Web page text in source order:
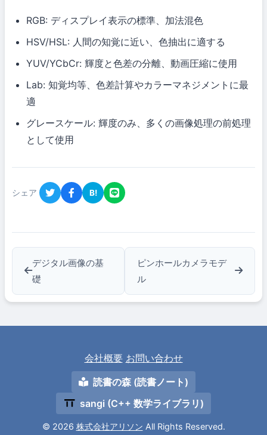
RGB: ディスプレイ表示の標準、加法混色
HSV/HSL: 人間の知覚に近い、色抽出に適する
YUV/YCbCr: 輝度と色差の分離、動画圧縮に使用
Lab: 知覚均等、色差計算やカラーマネジメントに最
適
グレースケール: 輝度のみ、多くの画像処理の前処理
として使用
シェア B!
デジタル画像の基
礎
ピンホールカメラモデ
ル
会社概要 お問い合わせ
読書の森 (読書ノート)
sangi (C++ 数学ライブラリ)
© 2026 株式会社アリソン All Rights Reserved.